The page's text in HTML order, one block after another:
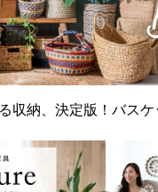
収納、決定版！バスケ